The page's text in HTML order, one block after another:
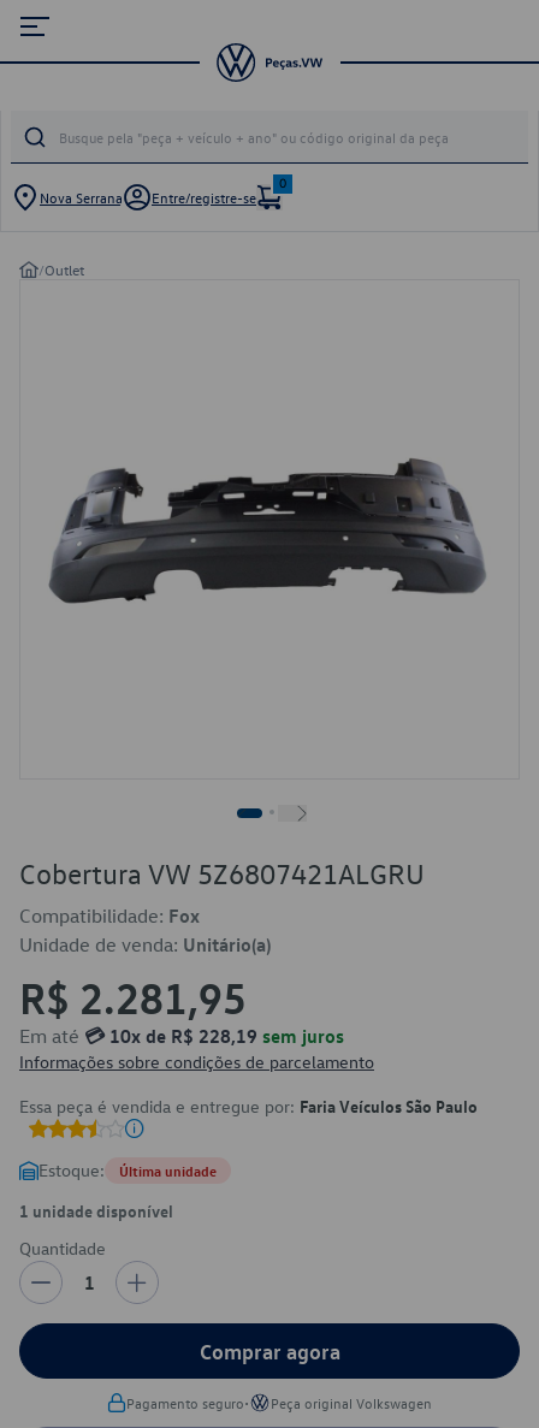
Nova Serrana Entre/registre-se
0
/Outlet
Cobertura VW 5Z6807421ALGRU
Compatibilidade: Fox
Unidade de venda: Unitário(a)
R$ 2.281,95
Em até 💳 10x de R$ 228,19 sem juros
Informações sobre condições de parcelamento
Essa peça é vendida e entregue por: Faria Veículos São Paulo
Estoque: Última unidade
1 unidade disponível
Quantidade
1
Comprar agora
Pagamento seguro• Peça original Volkswagen